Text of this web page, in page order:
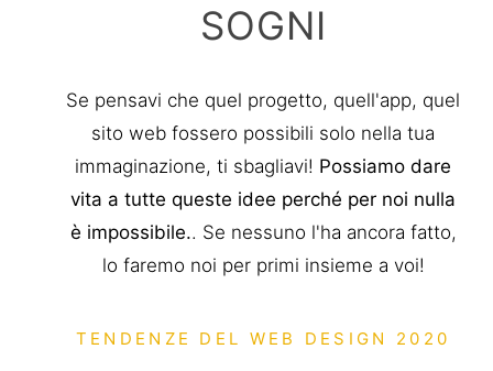
SOGNI
Se pensavi che quel progetto, quell'app, quel
sito web fossero possibili solo nella tua
immaginazione, ti sbagliavi! Possiamo dare
vita a tutte queste idee perché per noi nulla
è impossibile.. Se nessuno l'ha ancora fatto,
lo faremo noi per primi insieme a voi!
TENDENZE DEL WEB DESIGN 2020